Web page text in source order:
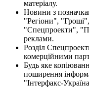
матеріалу.
Новини з
"Регіони",
"Спецпроекти",
реклами.
Розділ
комерційними
Будь яке
поширення
"Інтерфакс-